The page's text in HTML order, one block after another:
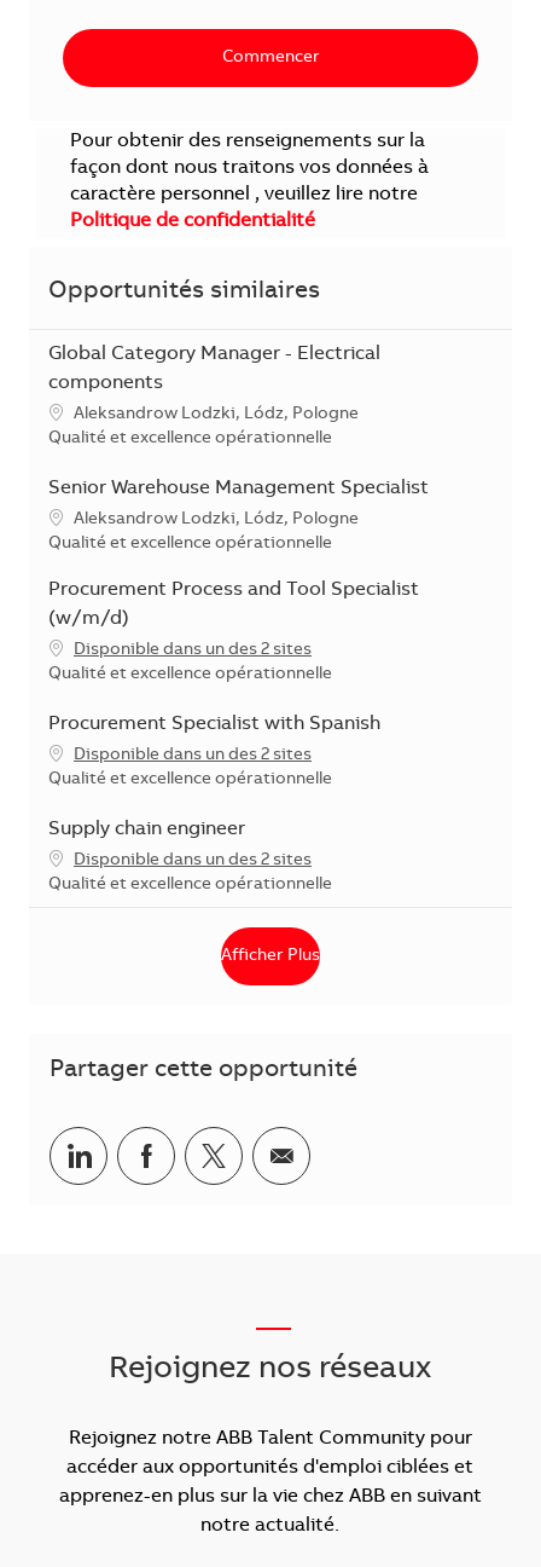
Commencer
Pour obtenir des renseignements sur la
façon dont nous traitons vos données à
caractère personnel , veuillez lire notre
Politique de confidentialité
Opportunités similaires
Global Category Manager - Electrical
components
Localisation
Aleksandrow Lodzki, Lódz, Pologne
Catégorie
Qualité et excellence opérationnelle
Senior Warehouse Management Specialist
Localisation
Aleksandrow Lodzki, Lódz, Pologne
Catégorie
Qualité et excellence opérationnelle
Procurement Process and Tool Specialist
(w/m/d)
Disponible dans un des 2 sites
Catégorie
Qualité et excellence opérationnelle
Procurement Specialist with Spanish
Disponible dans un des 2 sites
Catégorie
Qualité et excellence opérationnelle
Supply chain engineer
Disponible dans un des 2 sites
Catégorie
Qualité et excellence opérationnelle
Afficher Plus
Partager cette opportunité
Partager via LinkedIn
Partager via Facebook
Partager via Twitter
Partager par courriel
Rejoignez nos réseaux
Rejoignez notre ABB Talent Community pour
accéder aux opportunités d'emploi ciblées et
apprenez-en plus sur la vie chez ABB en suivant
notre actualité.